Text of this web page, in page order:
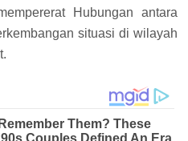
Hubungan antara
situasi di wilayah